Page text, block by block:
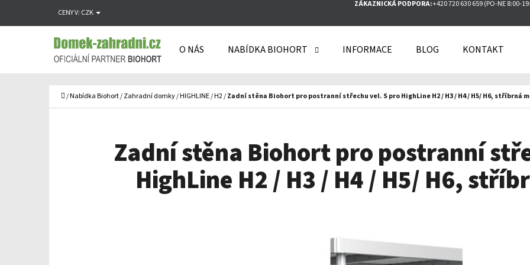
na
CENY V: CZK
ZÁKAZNICKÁ PODPORA:+420 720 630 659 (PO-NE 8:00-
O NÁS NABÍDKA BIOHORT INFORMACE BLOG KONTAKT
Domů
/Nabídka Biohort/Zahradní domky/HIGHLINE/H2/Zadní stěna Biohort pro postranní střechu vel. S pro HighLine H2 / H3 / H4 / H5/ H6, stříbrná
Zadní stěna Biohort pro postranní
HighLine H2 / H3 / H4 / H5/ H6,
O
Zpět
obchodu
Zpět
obchodu
DOPORUČUJEME